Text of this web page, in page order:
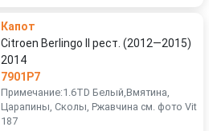
Капот
Citroen Berlingo II рест. (2012—2015)
2014
7901P7
Примечание:1.6TD Белый,Вмятина,
Царапины, Сколы, Ржавчина см. фото Vit
187